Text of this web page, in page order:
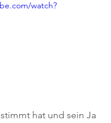
watch?
hat und sein Ja